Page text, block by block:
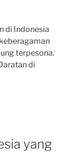
di Indonesia
terpesona.
di
yang